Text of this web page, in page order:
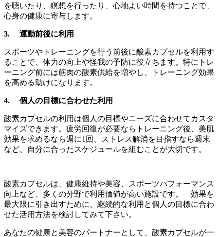
を聴いたり、瞑想を行ったり、心地よい時間を持つことで、
心身の健康に寄与します。
3. 運動前後に利用
スポーツやトレーニングを行う前後に酸素カプセルを利用す
ることで、体力の向上や怪我の予防に役立ちます。特にトレ
ーニング前には筋肉の酸素供給を増やし、トレーニング効果
を高める助けになります。
4. 個人の目標に合わせた利用
酸素カプセルの利用は個人の目標やニーズに合わせてカスタ
マイズできます。疲労回復が必要ならトレーニング後、美肌
効果を求めるなら週に1回、ストレス解消を目指すなら週末
など、自分に合ったスケジュールを組むことが大切です。
酸素カプセルは、健康維持や美容、スポーツパフォーマンス
向上など、多くの分野で利用価値が高い施設です。 効果を
最大限に引き出すために、継続的な利用と個人の目標に合わ
せた活用方法を検討してみて下さい。
あなたの健康と美容のパートナーとして、酸素カプセルが一